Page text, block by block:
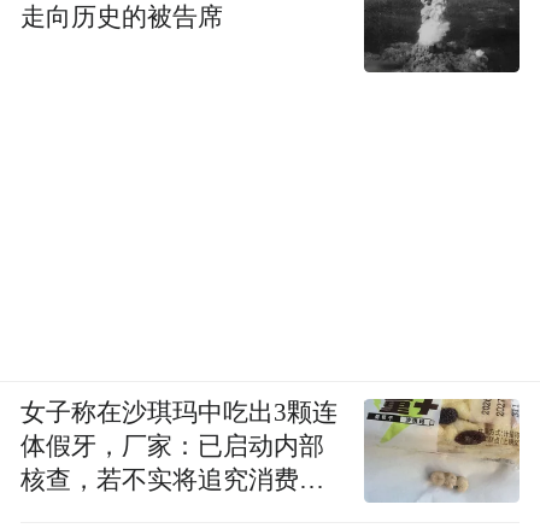
走向历史的被告席
女子称在沙琪玛中吃出3颗连
体假牙，厂家：已启动内部
核查，若不实将追究消费者